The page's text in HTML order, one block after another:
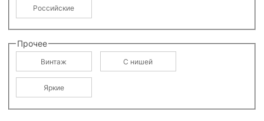
Российские
Прочее
Винтаж С нишей
Яркие